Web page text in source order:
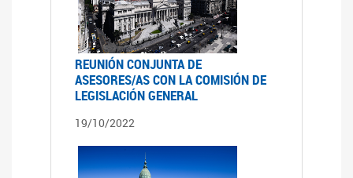
REUNIÓN CONJUNTA DE
ASESORES/AS CON LA COMISIÓN DE
LEGISLACIÓN GENERAL
19/10/2022